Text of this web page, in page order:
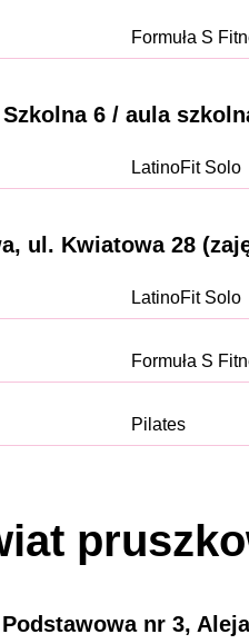
Formuła S
6 / aula
LatinoFit Solo
ul. Kwiatowa 28
LatinoFit Solo
Formuła S
Pilates
Podstawowa nr 3,